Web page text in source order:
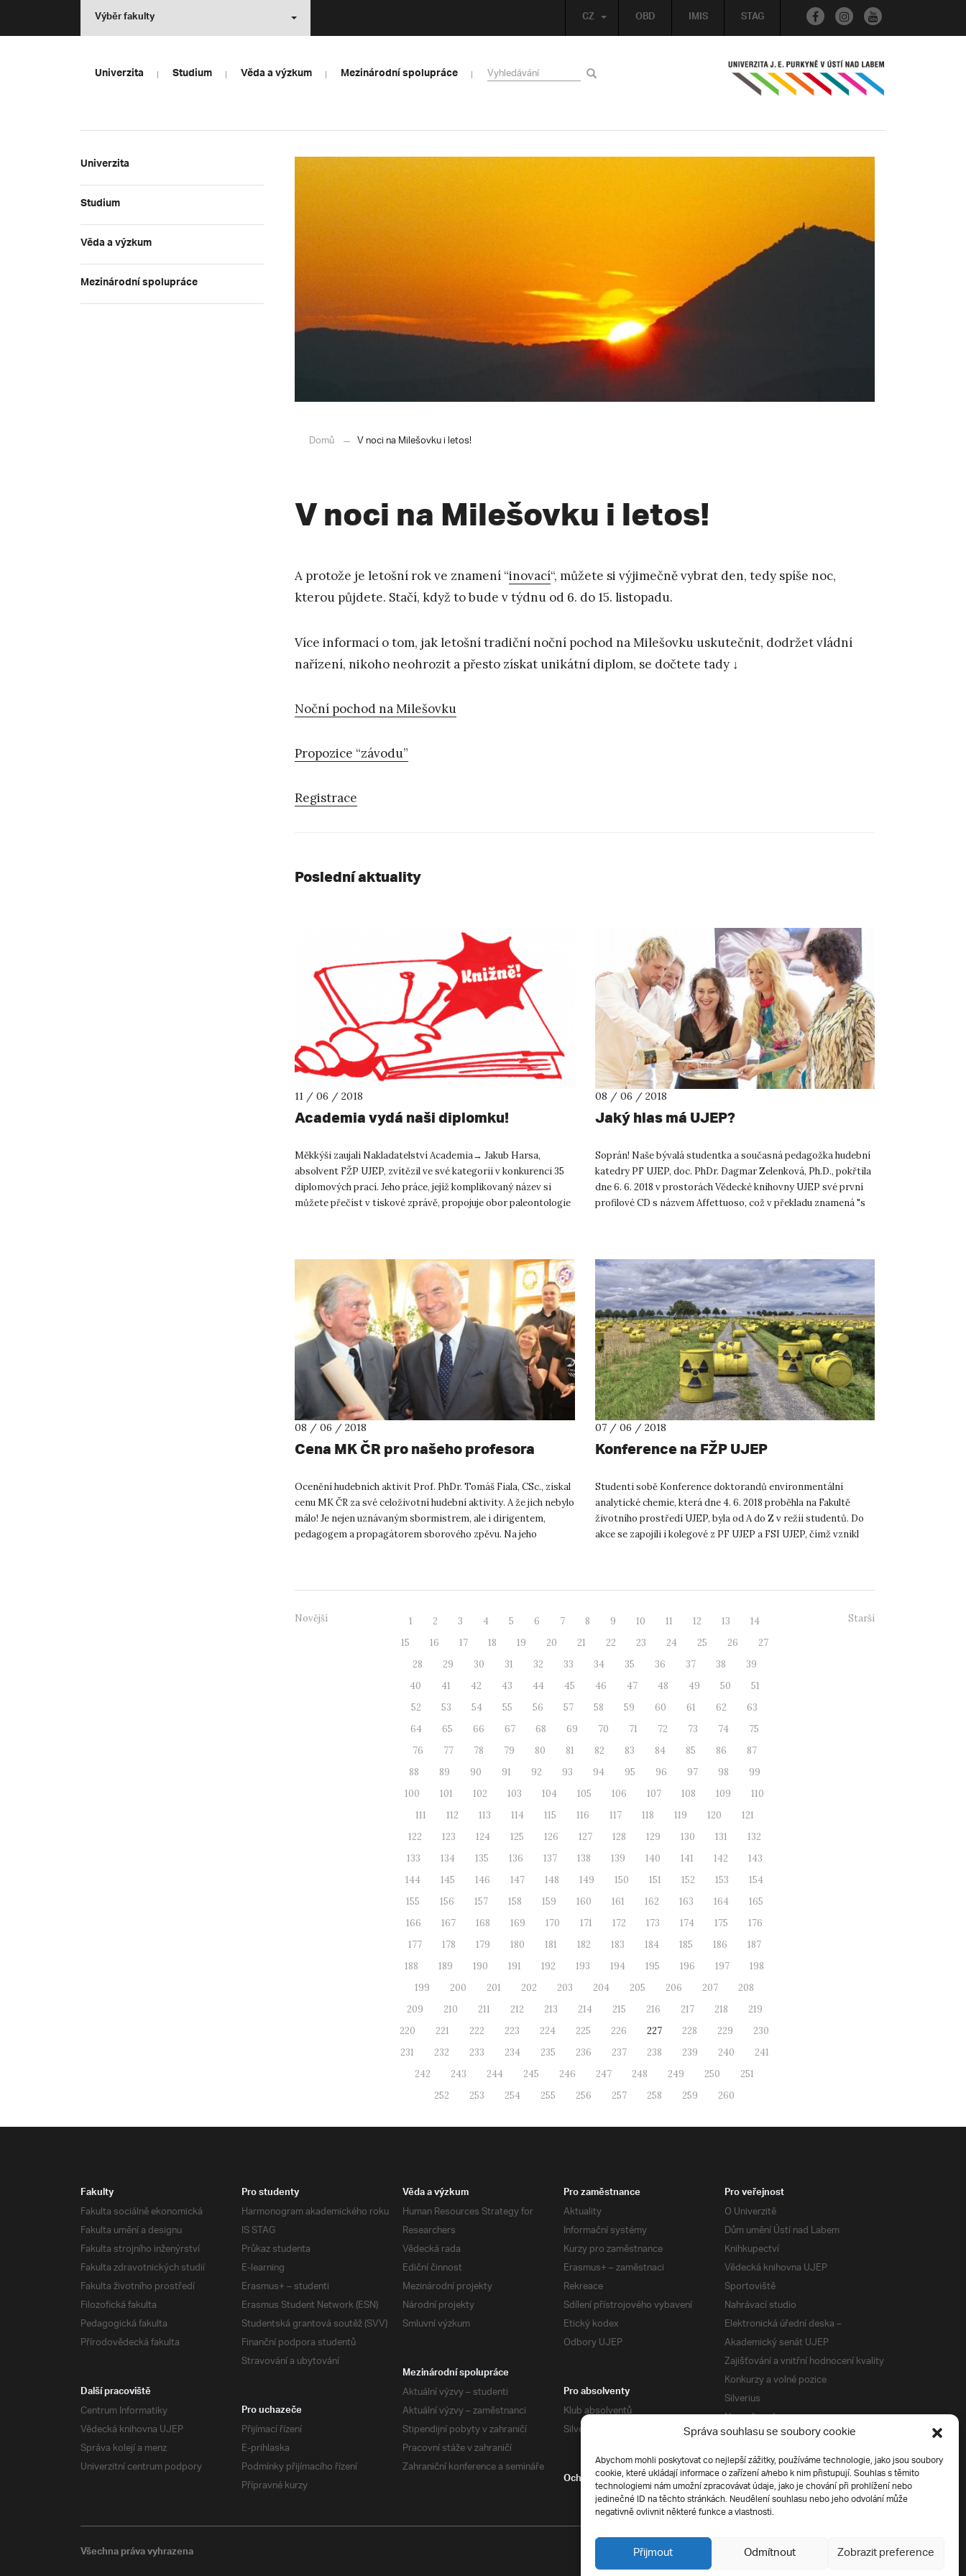
Správa souhlasu se soubory cookie
Abychom mohli poskytovat co nejlepší zážitky, používáme technologie, jako jsou soubory
cookie, které ukládají informace o zařízení a/nebo k nim přistupují. Souhlas s těmito
technologiemi nám umožní zpracovávat údaje, jako je chování při prohlížení nebo
jedinečné ID na těchto stránkách. Neudělení souhlasu nebo jeho odvolání může
negativně ovlivnit některé funkce a vlastnosti.
Přijmout Odmítnout Zobrazit preference
OBD IMIS STAG
CZ
Výběr fakulty
Univerzita Studium Věda a výzkum Mezinárodní spolupráce
Univerzita
Studium
Věda a výzkum
Mezinárodní spolupráce
Domů V noci na Milešovku i letos!
V noci na Milešovku i letos!
A protože je letošní rok ve znamení “inovací“, můžete si výjimečně vybrat den, tedy spíše noc,
kterou půjdete. Stačí, když to bude v týdnu od 6. do 15. listopadu.
Více informací o tom, jak letošní tradiční noční pochod na Milešovku uskutečnit, dodržet vládní
nařízení, nikoho neohrozit a přesto získat unikátní diplom, se dočtete tady ↓
Noční pochod na Milešovku
Propozice “závodu”
Registrace
Poslední aktuality
11 / 06 / 2018
Academia vydá naši diplomku!
Měkkýši zaujali Nakladatelství Academia→ Jakub Harsa,
absolvent FŽP UJEP, zvítězil ve své kategorii v konkurenci 35
diplomových prací. Jeho práce, jejíž komplikovaný název si
můžete přečíst v tiskové zprávě, propojuje obor paleontologie
08 / 06 / 2018
Jaký hlas má UJEP?
Soprán! Naše bývalá studentka a současná pedagožka hudební
katedry PF UJEP, doc. PhDr. Dagmar Zelenková, Ph.D., pokřtila
dne 6. 6. 2018 v prostorách Vědecké knihovny UJEP své první
profilové CD s názvem Affettuoso, což v překladu znamená "s
08 / 06 / 2018
Cena MK ČR pro našeho profesora
Ocenění hudebních aktivit Prof. PhDr. Tomáš Fiala, CSc., získal
cenu MK ČR za své celoživotní hudební aktivity. A že jich nebylo
málo! Je nejen uznávaným sbormistrem, ale i dirigentem,
pedagogem a propagátorem sborového zpěvu. Na jeho
07 / 06 / 2018
Konference na FŽP UJEP
Studenti sobě Konference doktorandů environmentální
analytické chemie, která dne 4. 6. 2018 proběhla na Fakultě
životního prostředí UJEP, byla od A do Z v režii studentů. Do
akce se zapojili i kolegové z PF UJEP a FSI UJEP, čímž vznikl
Novější 1 2 3 4 5 6 7 8 9 10 11 12 13
14
15
16 17 18 19 20 21 22 23 24 25 26
27
28
29 30 31 32 33 34 35 36 37 38
39
40
41 42 43 44 45 46 47 48 49 50
51
52
53 54 55 56 57 58 59 60 61 62
63
64
65 66 67 68 69 70 71 72 73 74
75
76
77 78 79 80 81 82 83 84 85 86
87
88
89 90 91 92 93 94 95 96 97 98
99
100
101 102 103 104 105 106 107 108 109
110
111
112 113 114 115 116 117 118 119 120
121
122
123 124 125 126 127 128 129 130 131
132
133
134 135 136 137 138 139 140 141 142
143
144
145 146 147 148 149 150 151 152 153
154
155
156 157 158 159 160 161 162 163 164
165
166
167 168 169 170 171 172 173 174 175
176
177
178 179 180 181 182 183 184 185 186
187
188
189 190 191 192 193 194 195 196 197
198
199
200 201 202 203 204 205 206 207
208
209
210 211 212 213 214 215 216 217 218
219
220
221 222 223 224 225 226 227 228 229
230
231
232 233 234 235 236 237 238 239 240
241
242
243 244 245 246 247 248 249 250
251
252
253 254 255 256 257 258 259 260
Starší
Fakulty
Fakulta sociálně ekonomická
Fakulta umění a designu
Fakulta strojního inženýrství
Fakulta zdravotnických studií
Fakulta životního prostředí
Filozofická fakulta
Pedagogická fakulta
Přírodovědecká fakulta
Pro studenty
Harmonogram akademického roku
IS STAG
Průkaz studenta
E-learning
Erasmus+ – studenti
Erasmus Student Network (ESN)
Studentská grantová soutěž (SVV)
Finanční podpora studentů
Stravování a ubytování
Věda a výzkum
Human Resources Strategy for
Researchers
Vědecká rada
Ediční činnost
Mezinárodní projekty
Národní projekty
Smluvní výzkum
Pro zaměstnance
Aktuality
Informační systémy
Kurzy pro zaměstnance
Erasmus+ – zaměstnaci
Rekreace
Sdílení přístrojového vybavení
Etický kodex
Odbory UJEP
Pro veřejnost
O Univerzitě
Dům umění Ústí nad Labem
Knihkupectví
Vědecká knihovna UJEP
Sportoviště
Nahrávací studio
Elektronická úřední deska –
Akademický senát UJEP
Zajišťování a vnitřní hodnocení kvality
Konkurzy a volné pozice
Silverius
Napsali o nás
Tiskové zprávy
Mezinárodní spolupráce
Aktuální výzvy – studenti
Aktuální výzvy – zaměstnanci
Stipendijní pobyty v zahraničí
Pracovní stáže v zahraničí
Zahraniční konference a semináře
Další pracoviště
Centrum Informatiky
Vědecká knihovna UJEP
Správa kolejí a menz
Univerzitní centrum podpory
Pro absolventy
Klub absolventů
Silverius
Pro uchazeče
Přijímací řízení
E-prihlaska
Podmínky přijímacího řízení
Přípravné kurzy
Ochrana soukromí
Všechna práva vyhrazena